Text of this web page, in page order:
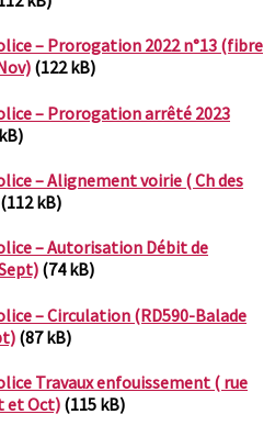
– Prorogation 2022 n°13 (fibre
(122 kB)
– Prorogation arrêté 2023
– Alignement voirie ( Ch des
(112 kB)
– Autorisation Débit de
(74 kB)
– Circulation (RD590-Balade
(87 kB)
Travaux enfouissement ( rue
et Oct) (115 kB)